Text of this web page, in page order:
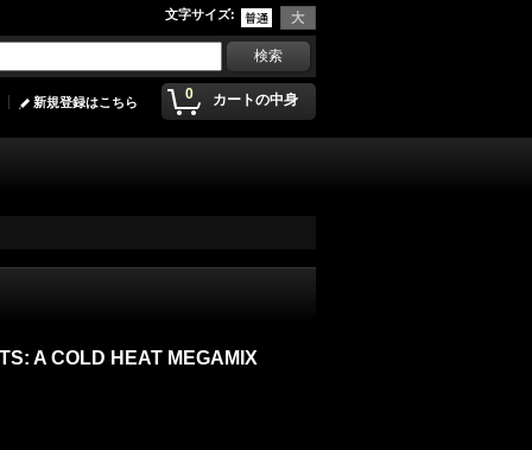
文字サイズ:
0 カートの中身
新規登録はこちら
A COLD HEAT MEGAMIX